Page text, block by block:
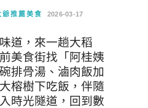
爺推薦美食 2026-03-17
道，來一趟大稻
美食街找「阿桂姨
排骨湯、滷肉飯加
榕樹下吃飯，伴隨
時光隧道，回到數